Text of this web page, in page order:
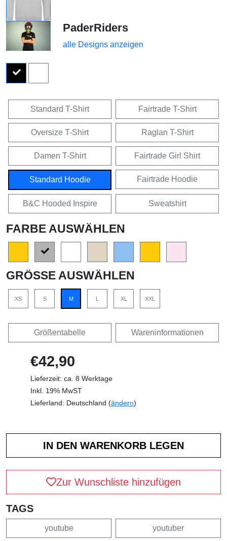
PaderRiders
alle Designs anzeigen
Standard T-Shirt Fairtrade T-Shirt
Oversize T-Shirt Raglan T-Shirt
Damen T-Shirt Fairtrade Girl Shirt
Standard Hoodie Fairtrade Hoodie
B&C Hooded Inspire Sweatshirt
FARBE AUSWÄHLEN
GRÖSSE AUSWÄHLEN
XS S M XL XXL
Größentabelle Wareninformationen
€42,90
Lieferzeit: ca. 8 Werktage
Inkl. 19% MwST
Lieferland: Deutschland (ändern)
Zur Wunschliste hinzufügen
TAGS
youtube youtuber